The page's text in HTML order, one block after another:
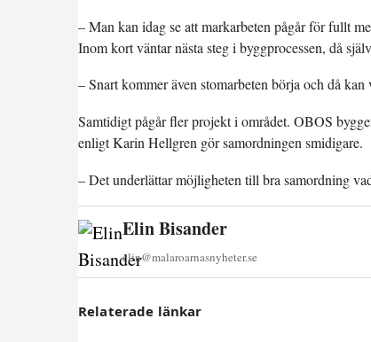
– Man kan idag se att markarbeten pågår för fullt
Inom kort väntar nästa steg i byggprocessen, då
– Snart kommer även stomarbeten börja och då kan
Samtidigt pågår fler projekt i området. OBOS
enligt Karin Hellgren gör samordningen smidigare.
– Det underlättar möjligheten till bra samordning
Elin Bisander
elin@malaroarnasnyheter.se
Relaterade länkar